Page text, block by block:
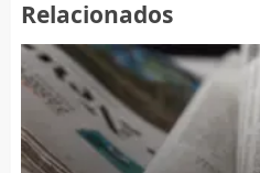
Relacionados